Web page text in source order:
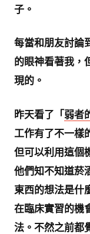
子。
每當和朋友討論
的眼神看著我，
現的。
昨天看了「弱者
工作有了不一樣
但可以利用這個
他們知不知道菸
東西的想法是什
在臨床實習的機
法。不然之前都